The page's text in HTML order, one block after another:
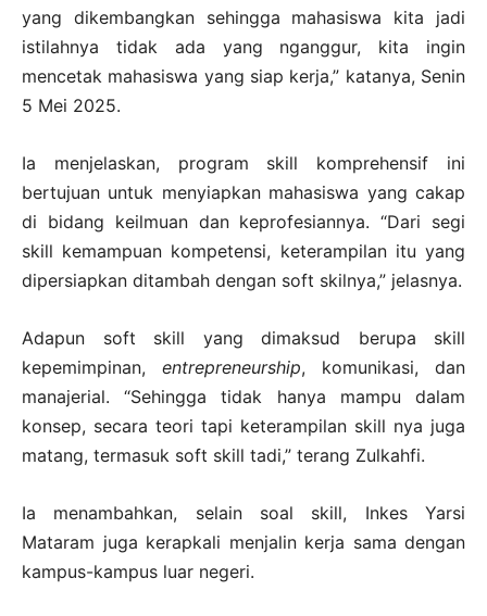
yang dikembangkan sehingga mahasiswa kita jadi
istilahnya tidak ada yang nganggur, kita ingin
mencetak mahasiswa yang siap kerja,” katanya, Senin
5 Mei 2025.
Ia menjelaskan, program skill komprehensif ini
bertujuan untuk menyiapkan mahasiswa yang cakap
di bidang keilmuan dan keprofesiannya. “Dari segi
skill kemampuan kompetensi, keterampilan itu yang
dipersiapkan ditambah dengan soft skilnya,” jelasnya.
Adapun soft skill yang dimaksud berupa skill
kepemimpinan, entrepreneurship, komunikasi, dan
manajerial. “Sehingga tidak hanya mampu dalam
konsep, secara teori tapi keterampilan skill nya juga
matang, termasuk soft skill tadi,” terang Zulkahfi.
Ia menambahkan, selain soal skill, Inkes Yarsi
Mataram juga kerapkali menjalin kerja sama dengan
kampus-kampus luar negeri.